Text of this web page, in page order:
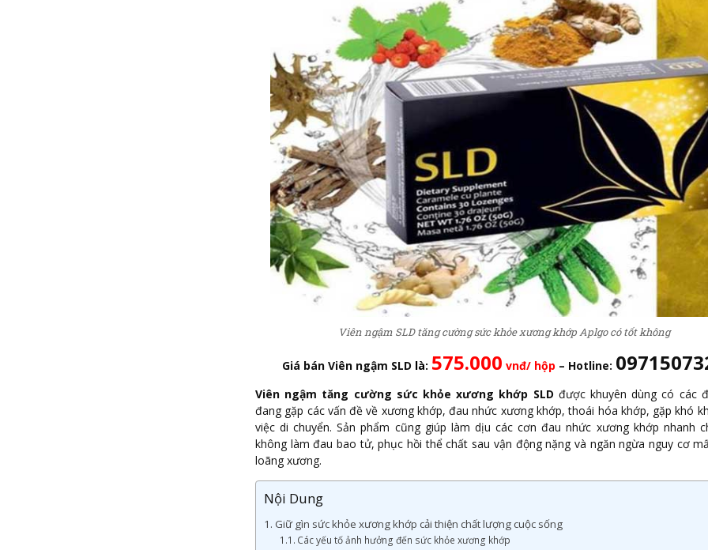
Viên ngậm SLD tăng cường sức khỏe xương khớp Aplgo có tốt không
Giá bán Viên ngậm SLD là: 575.000 vnđ/ hộp – Hotline:
Viên ngậm tăng cường sức khỏe xương khớp SLD được khuyên dùng có các
đang gặp các vấn đề về xương khớp, đau nhức xương khớp, thoái hóa khớp, gặp khó
việc di chuyển. Sản phẩm cũng giúp làm dịu các cơn đau nhức xương khớp nhanh
không làm đau bao tử, phục hồi thể chất sau vận động nặng và ngăn ngừa nguy cơ
loãng xương.
Nội Dung
Giữ gìn sức khỏe xương khớp cải thiện chất lượng cuộc sống
Các yếu tố ảnh hưởng đến sức khỏe xương khớp